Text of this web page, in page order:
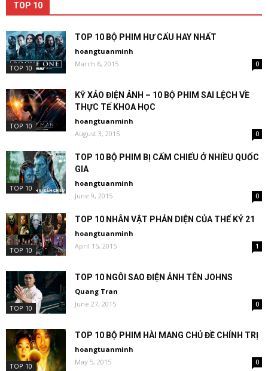
TOP 10
TOP 10
TOP 10 BỘ PHIM HƯ CẤU HAY NHẤT
hoangtuanminh
March 6, 2015
0
TOP 10
KỸ XẢO ĐIỆN ẢNH – 10 BỘ PHIM SAI LỆCH VỀ
THỰC TẾ KHOA HỌC
hoangtuanminh
August 3, 2015
0
TOP 10
TOP 10 BỘ PHIM BỊ CẤM CHIẾU Ở NHIỀU QUỐC
GIA
hoangtuanminh
June 9, 2015
0
TOP 10
TOP 10 NHÂN VẬT PHẢN DIỆN CỦA THẾ KỶ 21
hoangtuanminh
April 15, 2015
1
TOP 10
TOP 10 NGÔI SAO ĐIỆN ẢNH TÊN JOHNS
Quang Tran
June 27, 2015
0
TOP 10
TOP 10 BỘ PHIM HÀI MANG CHỦ ĐỀ CHÍNH TRỊ
hoangtuanminh
May 5, 2015
0